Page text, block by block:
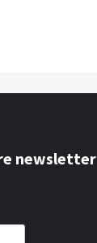
newsletter